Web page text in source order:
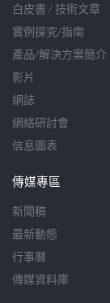
白皮書 / 技術文章
實例探究/指南
產品/解決方案簡介
影片
網誌
網絡研討會
信息圖表
傳媒專區
新聞稿
最新動態
行事曆
傳媒資料庫